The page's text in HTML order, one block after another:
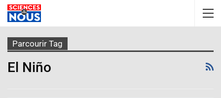
Parcourir Tag
El Niño